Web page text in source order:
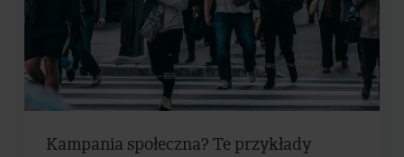
Kampania społeczna? Te przykłady